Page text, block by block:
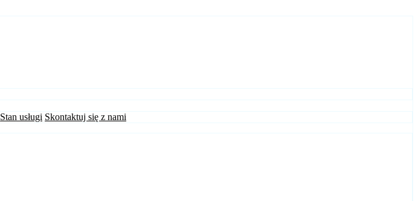
Stan usługi Skontaktuj się z nami